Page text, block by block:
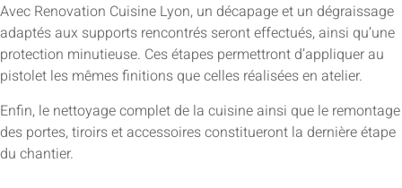
Avec Renovation Cuisine Lyon, un décapage et un dégraissage
adaptés aux supports rencontrés seront effectués, ainsi qu’une
protection minutieuse. Ces étapes permettront d’appliquer au
pistolet les mêmes finitions que celles réalisées en atelier.
Enfin, le nettoyage complet de la cuisine ainsi que le remontage
des portes, tiroirs et accessoires constitueront la dernière étape
du chantier.